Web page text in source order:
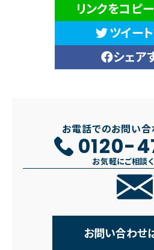
リンクをコピ
ツイー
シェア
お電話でのお問い合
0120-
お気軽にご相談
お問い合わせ